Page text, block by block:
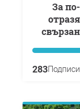
За по-отговорно публично
283Подписи